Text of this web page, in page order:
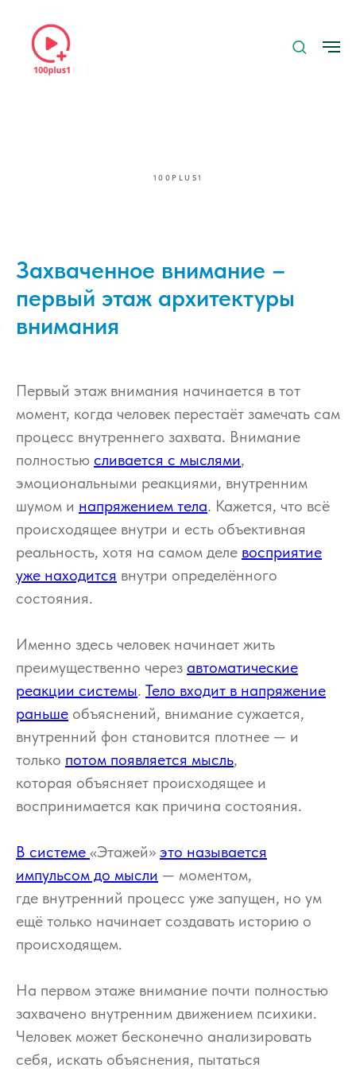
100PLUS1
Захваченное внимание –
первый этаж архитектуры
внимания
Первый этаж внимания начинается в тот
момент, когда человек перестаёт замечать сам
процесс внутреннего захвата. Внимание
полностью сливается с мыслями,
эмоциональными реакциями, внутренним
шумом и напряжением тела. Кажется, что всё
происходящее внутри и есть объективная
реальность, хотя на самом деле восприятие
уже находится внутри определённого
состояния.
Именно здесь человек начинает жить
преимущественно через автоматические
реакции системы. Тело входит в напряжение
раньше объяснений, внимание сужается,
внутренний фон становится плотнее — и
только потом появляется мысль,
которая объясняет происходящее и
воспринимается как причина состояния.
В системе «Этажей» это называется
импульсом до мысли — моментом,
где внутренний процесс уже запущен, но ум
ещё только начинает создавать историю о
происходящем.
На первом этаже внимание почти полностью
захвачено внутренним движением психики.
Человек может бесконечно анализировать
себя, искать объяснения, пытаться